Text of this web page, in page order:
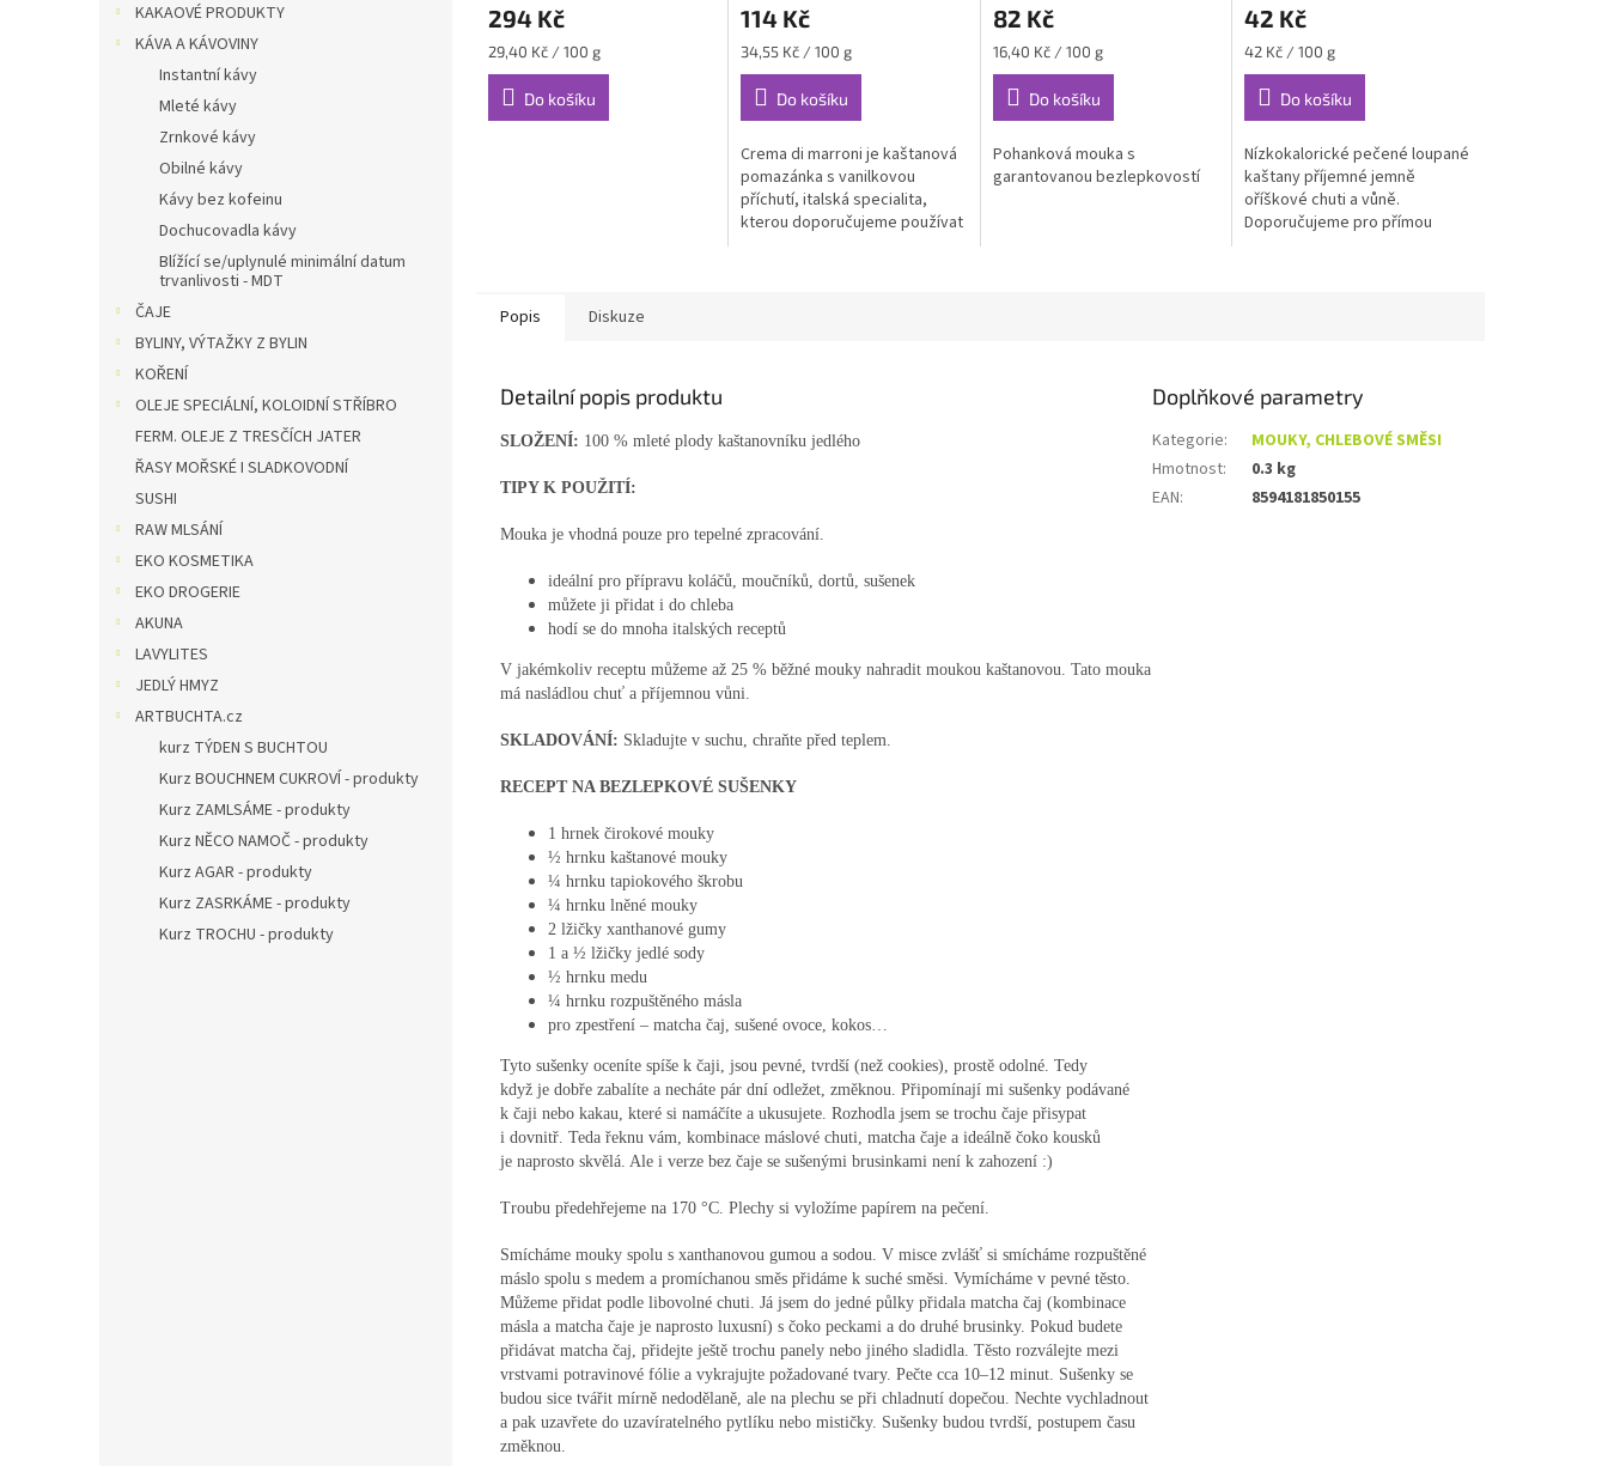
KAKAOVÉ PRODUKTY
KÁVA A KÁVOVINY
Instantní kávy
Mleté kávy
Zrnkové kávy
Obilné kávy
Kávy bez kofeinu
Dochucovadla kávy
Blížící se/uplynulé minimální datum
trvanlivosti - MDT
ČAJE
BYLINY, VÝTAŽKY Z BYLIN
KOŘENÍ
OLEJE SPECIÁLNÍ, KOLOIDNÍ STŘÍBRO
FERM. OLEJE Z TRESČÍCH JATER
ŘASY MOŘSKÉ I SLADKOVODNÍ
SUSHI
RAW MLSÁNÍ
EKO KOSMETIKA
EKO DROGERIE
AKUNA
LAVYLITES
JEDLÝ HMYZ
ARTBUCHTA.cz
kurz TÝDEN S BUCHTOU
Kurz BOUCHNEM CUKROVÍ - produkty
Kurz ZAMLSÁME - produkty
Kurz NĚCO NAMOČ - produkty
Kurz AGAR - produkty
Kurz ZASRKÁME - produkty
Kurz TROCHU - produkty
294 Kč
Měrná
cena:
29,40 Kč / 100 g
Do košíku
114 Kč
Měrná
cena:
34,55 Kč / 100 g
Do košíku
Crema di marroni je kaštanová
pomazánka s vanilkovou
příchutí, italská specialita,
kterou doporučujeme používat
82 Kč
Měrná
cena:
16,40 Kč / 100 g
Do košíku
Pohanková mouka s
garantovanou bezlepkovostí
42 Kč
Měrná
cena:
42 Kč / 100 g
Do košíku
Nízkokalorické pečené loupané
kaštany příjemné jemně
oříškové chuti a vůně.
Doporučujeme pro přímou
Popis Diskuze
Detailní popis produktu
SLOŽENÍ: 100 % mleté plody kaštanovníku jedlého
TIPY K POUŽITÍ:
Mouka je vhodná pouze pro tepelné zpracování.
ideální pro přípravu koláčů, moučníků, dortů, sušenek
můžete ji přidat i do chleba
hodí se do mnoha italských receptů
V jakémkoliv receptu můžeme až 25 % běžné mouky nahradit moukou kaštanovou. Tato mouka
má nasládlou chuť a příjemnou vůni.
SKLADOVÁNÍ: Skladujte v suchu, chraňte před teplem.
RECEPT NA BEZLEPKOVÉ SUŠENKY
1 hrnek čirokové mouky
½ hrnku kaštanové mouky
¼ hrnku tapiokového škrobu
¼ hrnku lněné mouky
2 lžičky xanthanové gumy
1 a ½ lžičky jedlé sody
½ hrnku medu
¼ hrnku rozpuštěného másla
pro zpestření – matcha čaj, sušené ovoce, kokos…
Tyto sušenky oceníte spíše k čaji, jsou pevné, tvrdší (než cookies), prostě odolné. Tedy
když je dobře zabalíte a necháte pár dní odležet, změknou. Připomínají mi sušenky podávané
k čaji nebo kakau, které si namáčíte a ukusujete. Rozhodla jsem se trochu čaje přisypat
i dovnitř. Teda řeknu vám, kombinace máslové chuti, matcha čaje a ideálně čoko kousků
je naprosto skvělá. Ale i verze bez čaje se sušenými brusinkami není k zahození :)
Troubu předehřejeme na 170 °C. Plechy si vyložíme papírem na pečení.
Smícháme mouky spolu s xanthanovou gumou a sodou. V misce zvlášť si smícháme rozpuštěné
máslo spolu s medem a promíchanou směs přidáme k suché směsi. Vymícháme v pevné těsto.
Můžeme přidat podle libovolné chuti. Já jsem do jedné půlky přidala matcha čaj (kombinace
másla a matcha čaje je naprosto luxusní) s čoko peckami a do druhé brusinky. Pokud budete
přidávat matcha čaj, přidejte ještě trochu panely nebo jiného sladidla. Těsto rozválejte mezi
vrstvami potravinové fólie a vykrajujte požadované tvary. Pečte cca 10–12 minut. Sušenky se
budou sice tvářit mírně nedodělaně, ale na plechu se při chladnutí dopečou. Nechte vychladnout
a pak uzavřete do uzavíratelného pytlíku nebo mističky. Sušenky budou tvrdší, postupem času
změknou.
Doplňkové parametry
Kategorie:
MOUKY, CHLEBOVÉ SMĚSI
Hmotnost:
0.3 kg
EAN: 8594181850155